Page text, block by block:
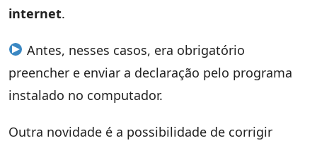
internet.
Antes, nesses casos, era obrigatório
preencher e enviar a declaração pelo programa
instalado no computador.
Outra novidade é a possibilidade de corrigir